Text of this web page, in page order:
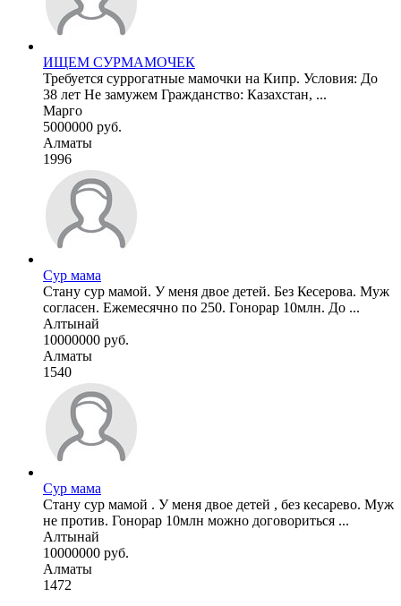
ИЩЕМ СУРМАМОЧЕК
Требуется суррогатные мамочки на Кипр. Условия: До
38 лет Не замужем Гражданство: Казахстан, ...
Марго
5000000 руб.
Алматы
1996
Сур мама
Стану сур мамой. У меня двое детей. Без Кесерова. Муж
согласен. Ежемесячно по 250. Гонорар 10млн. До ...
Алтынай
10000000 руб.
Алматы
1540
Сур мама
Стану сур мамой . У меня двое детей , без кесарево. Муж
не против. Гонорар 10млн можно договориться ...
Алтынай
10000000 руб.
Алматы
1472